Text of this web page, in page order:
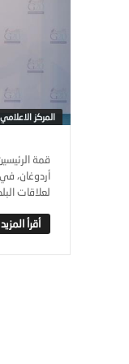
المركز الاعلامي
قمة
أردوغان،
لعلاقات